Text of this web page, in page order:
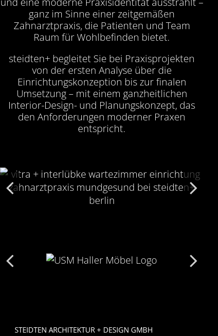
ganz im Sinne einer zeitgemäßen
Zahnarztpraxis, die Patienten und Team
Raum für Wohlbefinden bietet.
steidten+ begleitet Sie bei Praxisprojekten
von der ersten Analyse über die
Einrichtungskonzeption bis zur finalen
Umsetzung – mit einem ganzheitlichen
Interior-Design- und Planungskonzept, das
den Anforderungen moderner Praxen
entspricht.
STEIDTEN ARCHITEKTUR + DESIGN GMBH